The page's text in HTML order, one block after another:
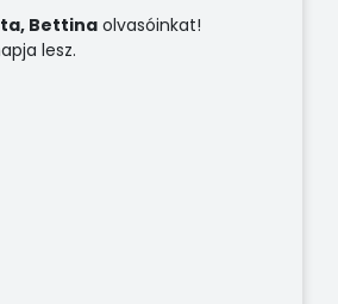
Bettina olvasóinkat!
lesz.